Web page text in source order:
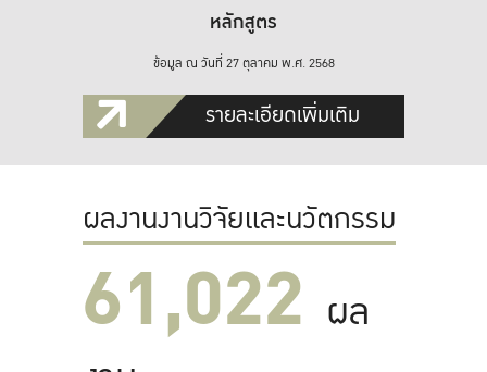
หลักสูตร
ข้อมูล ณ วันที่ 27 ตุลาคม พ.ศ. 2568
รายละเอียดเพิ่มเติม
ผลงานงานวิจัยและนวัตกรรม
61,022 ผล